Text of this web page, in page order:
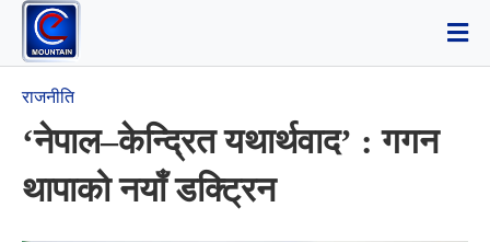
राजनीति
‘नेपाल–केन्द्रित यथार्थवाद’ : गगन
थापाको नयाँ डक्ट्रिन